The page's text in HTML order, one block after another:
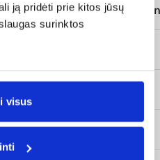
ją pridėti prie kitos jūsų
surinktos
visus
– žingsnis po
ir sąskaita